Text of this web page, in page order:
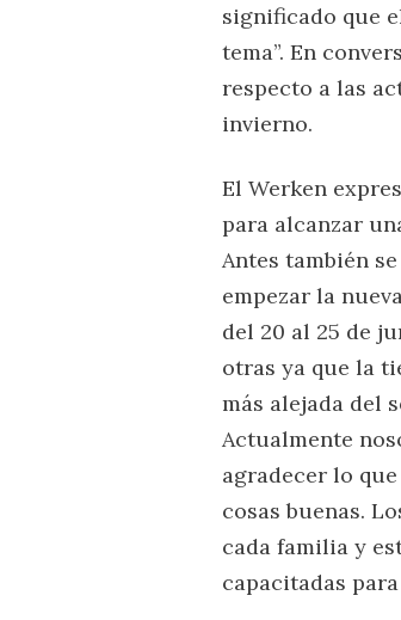
significado que
tema”. En
respecto a las
invierno.
El Werken
para alcanzar
Antes también
empezar la
del 20 al 25 de
otras ya que la
más alejada del
Actualmente
agradecer lo
cosas buenas.
cada familia y
capacitadas